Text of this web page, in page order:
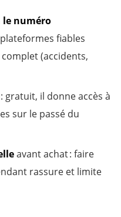
le numéro
fiables
(accidents,
: gratuit, il donne accès à
sur le passé du
avant achat : faire
rassure et limite